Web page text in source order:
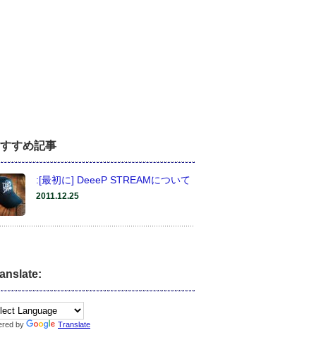
すめ記事
:[最初に] DeeeP STREAMについて
2011.12.25
by Translate